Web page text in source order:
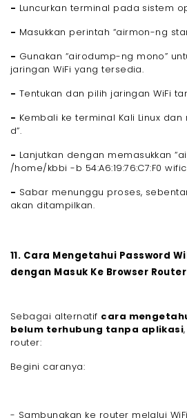
- Luncurkan terminal pada sistem
- Masukkan perintah “airmon-ng
- Gunakan “airodump-ng mono”
jaringan WiFi yang tersedia.
- Tentukan dan pilih jaringan WiFi
- Kembali ke terminal Kali Linux dan
d”.
- Lanjutkan dengan memasukkan
/home/kbbi -b 54:A6:19:76:C7:F0
- Sabar menunggu proses,
akan ditampilkan.
11. Cara Mengetahui Password
dengan Masuk Ke Browser Router
Sebagai alternatif cara
belum terhubung tanpa aplikasi
router:
Begini caranya:
- Sambungkan ke router melalui